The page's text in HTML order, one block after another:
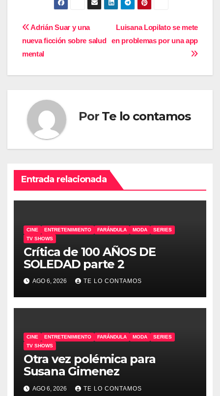
Navegación
de
entradas
Luisana Lopilato se mete
en problemas por una app
Adrián Suar y una
nueva ficción sobre salud
mental
Por Te lo contamos
Entrada relacionada
CINE ENTRETENIMIENTO FARÁNDULA MODA
SERIES
TV SHOWS
Crítica de 100 AÑOS DE
SOLEDAD parte 2
AGO 6, 2026 TE LO CONTAMOS
CINE ENTRETENIMIENTO FARÁNDULA MODA
SERIES
TV SHOWS
Otra vez polémica para
Susana Gimenez
AGO 6, 2026 TE LO CONTAMOS